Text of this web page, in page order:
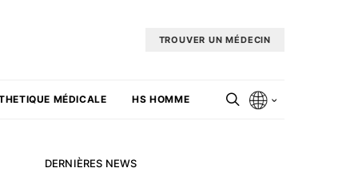
TROUVER UN MÉDECIN
MÉDICALE HS HOMME
DERNIÈRES NEWS